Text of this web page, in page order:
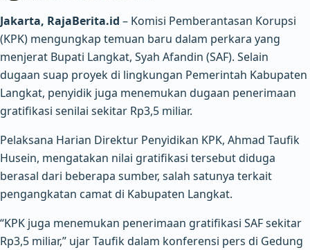
Jakarta, RajaBerita.id – Komisi Pemberantasan Korupsi
(KPK) mengungkap temuan baru dalam perkara yang
menjerat Bupati Langkat, Syah Afandin (SAF). Selain
dugaan suap proyek di lingkungan Pemerintah Kabupaten
Langkat, penyidik juga menemukan dugaan penerimaan
gratifikasi senilai sekitar Rp3,5 miliar.
Pelaksana Harian Direktur Penyidikan KPK, Ahmad Taufik
Husein, mengatakan nilai gratifikasi tersebut diduga
berasal dari beberapa sumber, salah satunya terkait
pengangkatan camat di Kabupaten Langkat.
“KPK juga menemukan penerimaan gratifikasi SAF sekitar
Rp3,5 miliar,” ujar Taufik dalam konferensi pers di Gedung